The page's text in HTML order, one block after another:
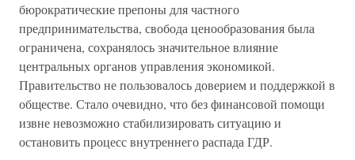
бюрократические препоны для частного
предпринимательства, свобода ценообразования была
ограничена, сохранялось значительное влияние
центральных органов управления экономикой.
Правительство не пользовалось доверием и поддержкой в
обществе. Стало очевидно, что без финансовой помощи
извне невозможно стабилизировать ситуацию и
остановить процесс внутреннего распада ГДР.